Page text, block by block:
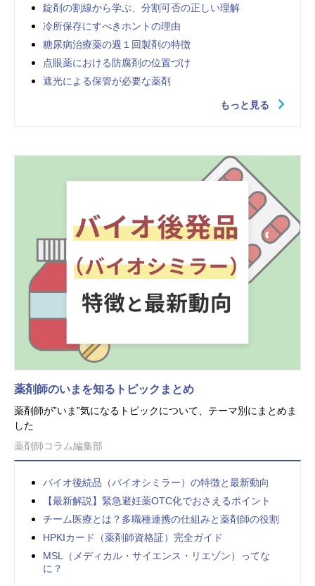
錠剤の割線から学ぶ、分割可否の正しい理解
冷所保存にすべきホントの理由
糖尿病治療薬の週１回製剤の特徴
点眼薬における防腐剤の位置づけ
遮光による保管が必要な薬剤
もっと見る
薬剤師のいまを知るトピックまとめ
薬剤師が”いま”気になるトピックについて、テーマ別にまとめま
した
薬剤師コラム編集部
バイオ後続品（バイオシミラー）の特徴と最新動向
【最新解説】緊急避妊薬OTC化でおさえるポイント
チーム医療とは？多職種連携の仕組みと薬剤師の役割
HPKIカード（薬剤師資格証）完全ガイド
MSL（メディカル・サイエンス・リエゾン）ってな
に？